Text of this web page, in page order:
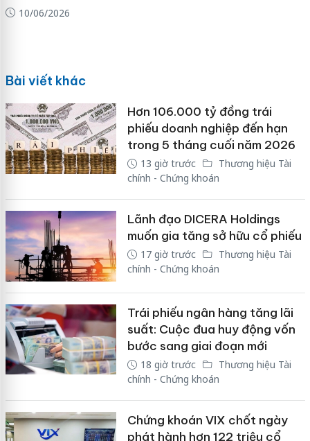
10/06/2026
Bài viết khác
Hơn 106.000 tỷ đồng trái
phiếu doanh nghiệp đến hạn
trong 5 tháng cuối năm 2026
13 giờ trước
Thương hiệu Tài
chính - Chứng khoán
Lãnh đạo DICERA Holdings
muốn gia tăng sở hữu cổ phiếu
17 giờ trước
Thương hiệu Tài
chính - Chứng khoán
Trái phiếu ngân hàng tăng lãi
suất: Cuộc đua huy động vốn
bước sang giai đoạn mới
18 giờ trước
Thương hiệu Tài
chính - Chứng khoán
Chứng khoán VIX chốt ngày
phát hành hơn 122 triệu cổ